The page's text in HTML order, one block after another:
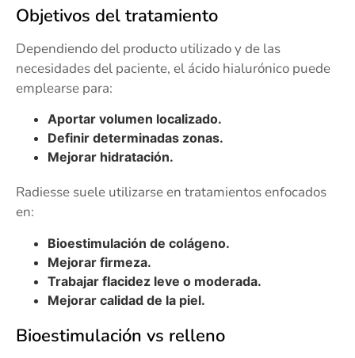
Objetivos del tratamiento
Dependiendo del producto utilizado y de las
necesidades del paciente, el ácido hialurónico puede
emplearse para:
Aportar volumen localizado.
Definir determinadas zonas.
Mejorar hidratación.
Radiesse suele utilizarse en tratamientos enfocados
en:
Bioestimulación de colágeno.
Mejorar firmeza.
Trabajar flacidez leve o moderada.
Mejorar calidad de la piel.
Bioestimulación vs relleno